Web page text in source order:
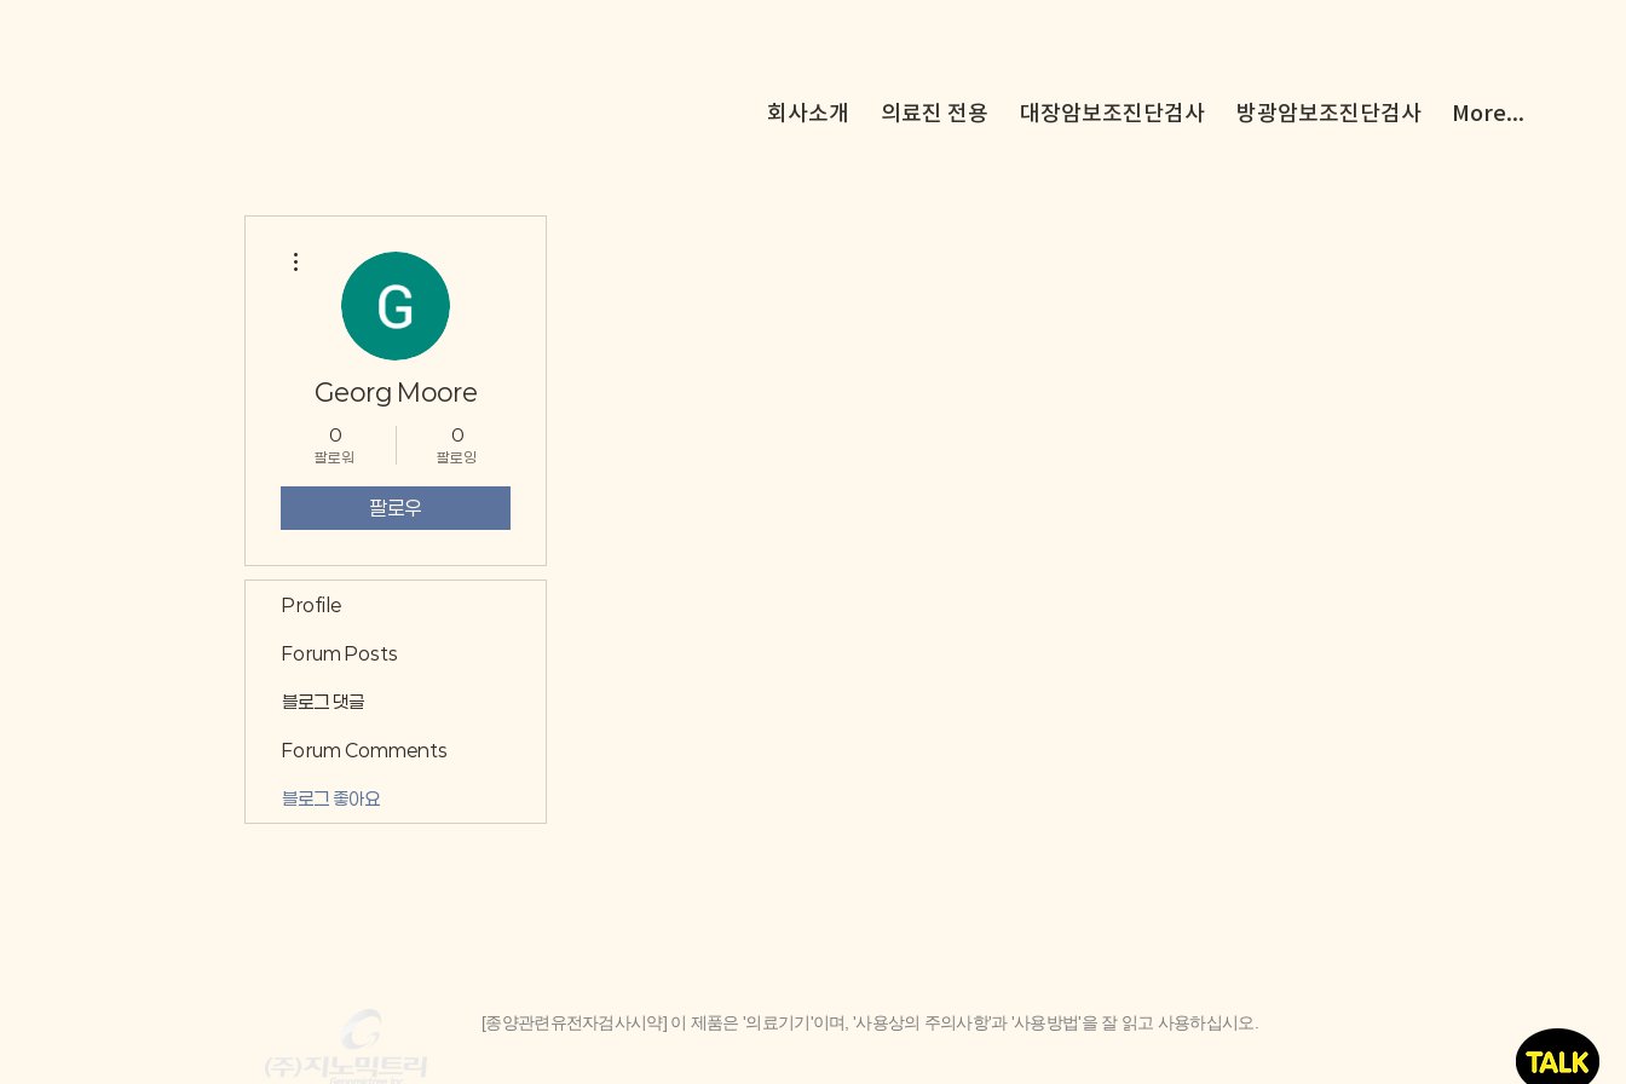
회사소개 의료진 전용 대장암보조진단검사 방광암보조진단검사 More...
Georg Moore
0
팔로워
0
팔로잉
팔로우
Profile
Forum Posts
블로그 댓글
Forum Comments
블로그 좋아요
[종양관련유전자검사시약] 이 제품은 '의료기기'이며, '사용상의 주의사항'과 '사용방법'을 잘 읽고 사용하십시오.